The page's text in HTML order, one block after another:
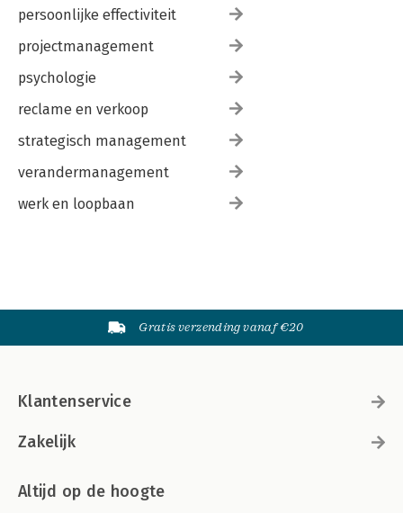
persoonlijke effectiviteit
projectmanagement
psychologie
reclame en verkoop
strategisch management
verandermanagement
werk en loopbaan
Gratis verzending vanaf €20
Klantenservice
Zakelijk
Altijd op de hoogte